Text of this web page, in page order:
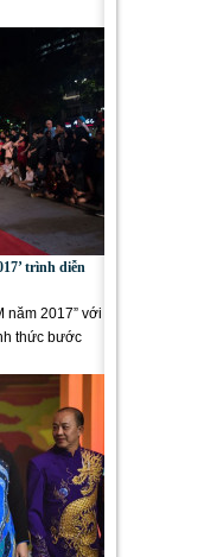
trình diễn
năm 2017” với
thức bước